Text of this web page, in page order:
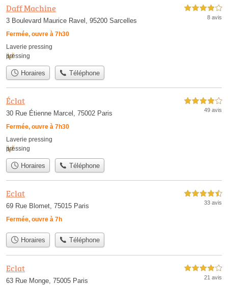
Daff Machine
3 Boulevard Maurice Ravel, 95200 Sarcelles
Fermée, ouvre à 7h30
4,0 étoiles sur 5
8 avis
Laverie pressing
pressing
Horaires Téléphone
Éclat
30 Rue Étienne Marcel, 75002 Paris
Fermée, ouvre à 7h30
4,0 étoiles sur 5
49 avis
Laverie pressing
pressing
Horaires Téléphone
Eclat
69 Rue Blomet, 75015 Paris
Fermée, ouvre à 7h
4,5 étoiles sur 5
33 avis
Horaires Téléphone
Eclat
63 Rue Monge, 75005 Paris
4,0 étoiles sur 5
21 avis